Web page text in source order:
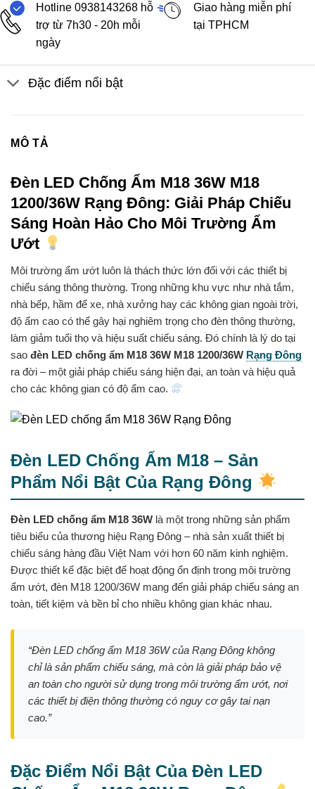
Hotline 0938143268 hỗ
trợ từ 7h30 - 20h mỗi
ngày
Giao hàng miễn phí
tại TPHCM
Đặc điểm nổi bật
MÔ TẢ
Đèn LED Chống Ẩm M18 36W M18
1200/36W Rạng Đông: Giải Pháp Chiếu
Sáng Hoàn Hảo Cho Môi Trường Ẩm
Ướt
Môi trường ẩm ướt luôn là thách thức lớn đối với các thiết bị
chiếu sáng thông thường. Trong những khu vực như nhà tắm,
nhà bếp, hầm để xe, nhà xưởng hay các không gian ngoài trời,
độ ẩm cao có thể gây hại nghiêm trọng cho đèn thông thường,
làm giảm tuổi thọ và hiệu suất chiếu sáng. Đó chính là lý do tại
sao đèn LED chống ẩm M18 36W M18 1200/36W Rạng Đông
ra đời – một giải pháp chiếu sáng hiện đại, an toàn và hiệu quả
cho các không gian có độ ẩm cao.
Đèn LED Chống Ẩm M18 – Sản
Phẩm Nổi Bật Của Rạng Đông
Đèn LED chống ẩm M18 36W là một trong những sản phẩm
tiêu biểu của thương hiệu Rạng Đông – nhà sản xuất thiết bị
chiếu sáng hàng đầu Việt Nam với hơn 60 năm kinh nghiệm.
Được thiết kế đặc biệt để hoạt động ổn định trong môi trường
ẩm ướt, đèn M18 1200/36W mang đến giải pháp chiếu sáng an
toàn, tiết kiệm và bền bỉ cho nhiều không gian khác nhau.
“Đèn LED chống ẩm M18 36W của Rạng Đông không
chỉ là sản phẩm chiếu sáng, mà còn là giải pháp bảo vệ
an toàn cho người sử dụng trong môi trường ẩm ướt, nơi
các thiết bị điện thông thường có nguy cơ gây tai nạn
cao.”
Đặc Điểm Nổi Bật Của Đèn LED